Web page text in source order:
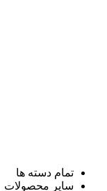
تمام دسته ها
سایر محصولات